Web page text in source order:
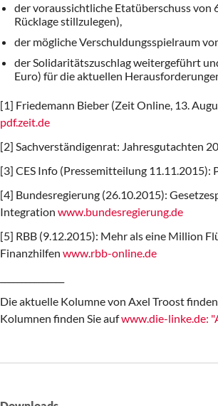
der voraussichtliche Etatüberschuss
Rücklage stillzulegen),
der mögliche Verschuldungsspielraum
der Solidaritätszuschlag weitergeführt
Euro) für die aktuellen
[1] Friedemann Bieber (Zeit Online, 13.
pdf.zeit.de
[2] Sachverständigenrat: Jahresgutachten
[3] CES Info (Pressemitteilung 11.11.2015):
[4] Bundesregierung (26.10.2015):
Integration www.bundesregierung.de
[5] RBB (9.12.2015): Mehr als eine Million
Finanzhilfen www.rbb-online.de
Die aktuelle Kolumne von Axel Troost
Kolumnen finden Sie aufwww.die-linke.de: